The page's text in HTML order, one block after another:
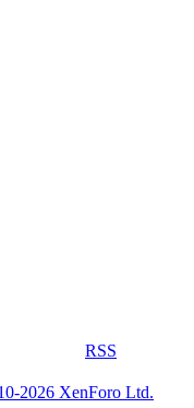
RSS
2026 XenForo Ltd.